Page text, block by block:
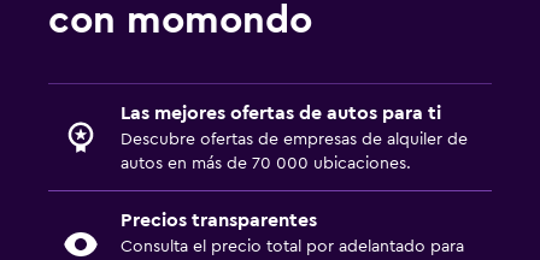
con momondo
Las mejores ofertas de autos para ti
Descubre ofertas de empresas de alquiler de
autos en más de 70 000 ubicaciones.
Precios transparentes
Consulta el precio total por adelantado para